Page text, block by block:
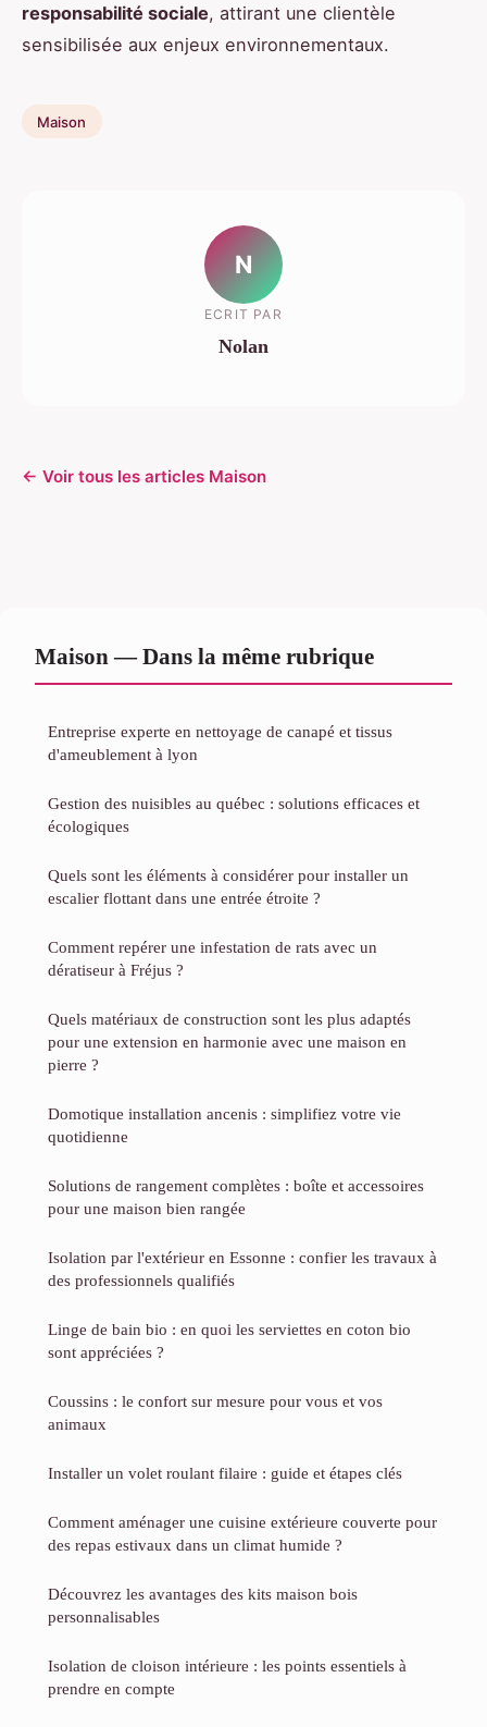
responsabilité sociale, attirant une clientèle
sensibilisée aux enjeux environnementaux.
Maison
N
ECRIT PAR
Nolan
← Voir tous les articles Maison
Maison — Dans la même rubrique
Entreprise experte en nettoyage de canapé et tissus
d'ameublement à lyon
Gestion des nuisibles au québec : solutions efficaces et
écologiques
Quels sont les éléments à considérer pour installer un
escalier flottant dans une entrée étroite ?
Comment repérer une infestation de rats avec un
dératiseur à Fréjus ?
Quels matériaux de construction sont les plus adaptés
pour une extension en harmonie avec une maison en
pierre ?
Domotique installation ancenis : simplifiez votre vie
quotidienne
Solutions de rangement complètes : boîte et accessoires
pour une maison bien rangée
Isolation par l'extérieur en Essonne : confier les travaux à
des professionnels qualifiés
Linge de bain bio : en quoi les serviettes en coton bio
sont appréciées ?
Coussins : le confort sur mesure pour vous et vos
animaux
Installer un volet roulant filaire : guide et étapes clés
Comment aménager une cuisine extérieure couverte pour
des repas estivaux dans un climat humide ?
Découvrez les avantages des kits maison bois
personnalisables
Isolation de cloison intérieure : les points essentiels à
prendre en compte